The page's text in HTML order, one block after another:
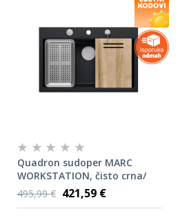
Quadron sudoper MARC
WORKSTATION, čisto crna/
čelik s daljinskim
upravljanjem
495,99 € 421,59 €